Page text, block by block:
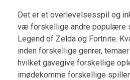
Det er et overlevelsesspil og
væ forskellige andre populære
Legend of Zelda og Fortnite.
inden forskellige genrer,
hvilket gavegive forskellige
imødekomme forskellige